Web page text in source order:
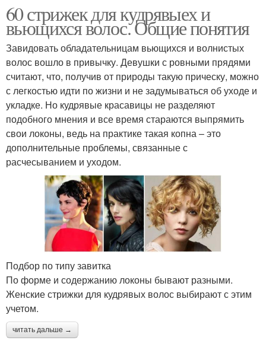
60 стрижек для кудрявыех и
вьющихся волос. Общие понятия
Завидовать обладательницам вьющихся и волнистых
волос вошло в привычку. Девушки с ровными прядями
считают, что, получив от природы такую прическу, можно
с легкостью идти по жизни и не задумываться об уходе и
укладке. Но кудрявые красавицы не разделяют
подобного мнения и все время стараются выпрямить
свои локоны, ведь на практике такая копна – это
дополнительные проблемы, связанные с
расчесыванием и уходом.
Подбор по типу завитка
По форме и содержанию локоны бывают разными.
Женские стрижки для кудрявых волос выбирают с этим
учетом.
читать дальше →